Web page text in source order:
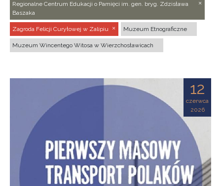
Regionalne Centrum Edukacji o Pamięci im. gen. bryg. Zdzisława
Baszaka
Zagroda Felicji Curyłowej w Zalipiu Muzeum Etnograficzne
Muzeum Wincentego Witosa w Wierzchosławicach
12
czerwca
2026